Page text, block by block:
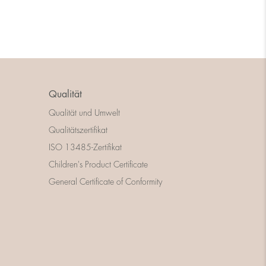
Qualität
Qualität und Umwelt
Qualitätszertifikat
ISO 13485-Zertifikat
Children's Product Certificate
General Certificate of Conformity